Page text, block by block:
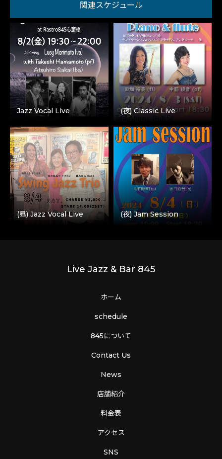
関連スケジュール
Jazz Vocal Live (夜) Classic Live
(昼) Jazz Vocal Live (夜) Jam Session
Live Jazz & Bar 845
ホーム
schedule
845について
Contact Us
News
店舗紹介
料金表
アクセス
SNS